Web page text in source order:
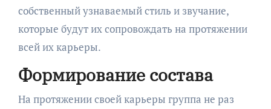
собственный узнаваемый стиль и звучание,
которые будут их сопровождать на протяжении
всей их карьеры.
Формирование состава
На протяжении своей карьеры группа не раз